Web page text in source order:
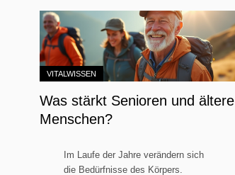
VITALWISSEN
Was stärkt Senioren und ältere
Menschen?
Im Laufe der Jahre verändern sich
die Bedürfnisse des Körpers.